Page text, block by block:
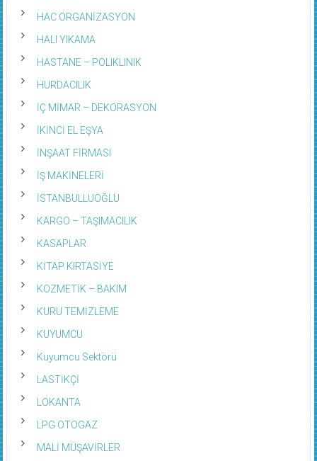
HAC ORGANİZASYON
HALI YIKAMA
HASTANE – POLIKLINIK
HURDACILIK
İÇ MİMAR – DEKORASYON
İKİNCİ EL EŞYA
İNŞAAT FİRMASI
İŞ MAKİNELERİ
İSTANBULLUOĞLU
KARGO – TAŞIMACILIK
KASAPLAR
KİTAP KIRTASİYE
KOZMETİK – BAKIM
KURU TEMİZLEME
KUYUMCU
Kuyumcu Sektörü
LASTİKÇİ
LOKANTA
LPG OTOGAZ
MALİ MÜŞAVİRLER